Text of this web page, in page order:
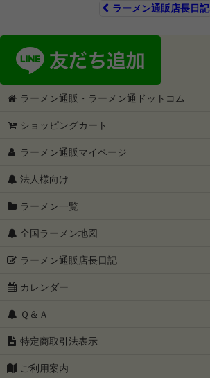
ラーメン通販店長日記
ラーメン通販・ラーメン通ドットコム
ショッピングカート
ラーメン通販マイページ
法人様向け
ラーメン一覧
全国ラーメン地図
ラーメン通販店長日記
カレンダー
Ｑ＆Ａ
特定商取引法表示
ご利用案内